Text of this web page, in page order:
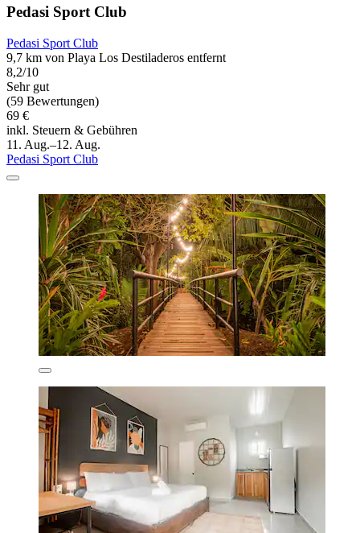
Pedasi Sport Club
Pedasi Sport Club
9,7 km von Playa Los Destiladeros entfernt
8,2/10
Sehr gut
(59 Bewertungen)
69 €
inkl. Steuern & Gebühren
11. Aug.–12. Aug.
Pedasi Sport Club